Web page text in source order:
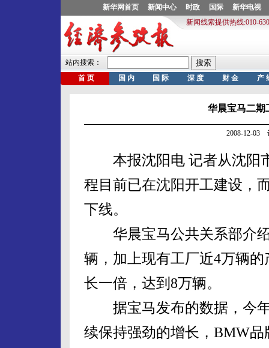
华晨宝马二期
2008-12-03
本报沈阳电 记者从沈阳
程目前已在沈阳开工建设，
下线。
华晨宝马公共关系部介绍
辆，加上现有工厂近4万辆
长一倍，达到8万辆。
据宝马发布的数据，今年
续保持强劲的增长，BMW